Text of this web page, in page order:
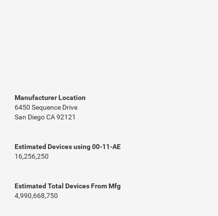
Manufacturer Location
6450 Sequence Drive
San Diego CA 92121
Estimated Devices using 00-11-AE
16,256,250
Estimated Total Devices From Mfg
4,990,668,750